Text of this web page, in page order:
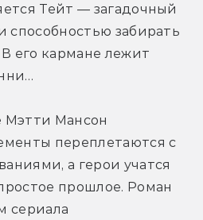
Тейт — загадочный
способностью забирать
его кармане лежит
Мэтти Мансон
переплетаются с
а герои учатся
прошлое. Роман